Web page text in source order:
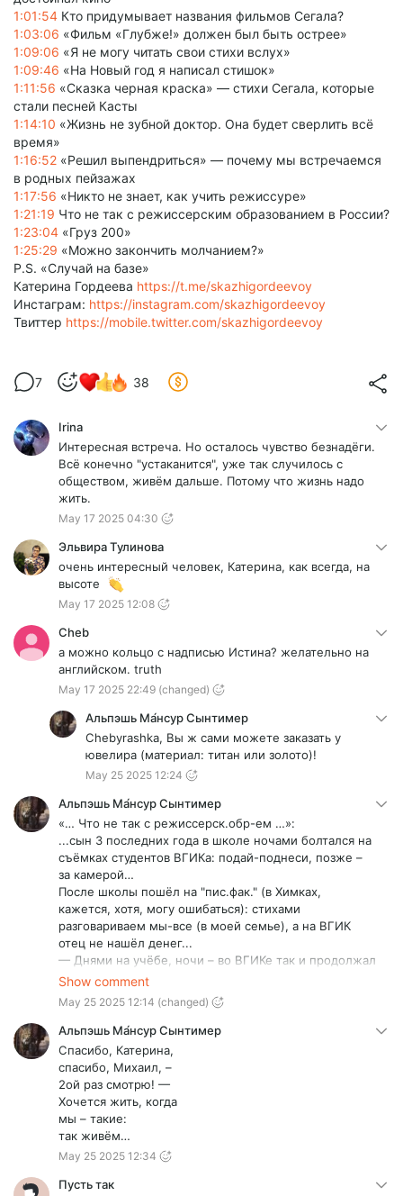
1:01:54 Кто придумывает названия фильмов Сегала?
1:03:06 «Фильм «Глубже!» должен был быть острее»
1:09:06 «Я не могу читать свои стихи вслух»
1:09:46 «На Новый год я написал стишок»
1:11:56 «Сказка черная краска» — стихи Сегала, которые
стали песней Касты
1:14:10 «Жизнь не зубной доктор. Она будет сверлить всё
время»
1:16:52 «Решил выпендриться» — почему мы встречаемся
в родных пейзажах
1:17:56 «Никто не знает, как учить режиссуре»
1:21:19 Что не так с режиссерским образованием в России?
1:23:04 «Груз 200»
1:25:29 «Можно закончить молчанием?»
P.S. «Случай на базе»
Катерина Гордеева https://t.me/skazhigordeevoy
Инстаграм: https://instagram.com/skazhigordeevoy
Твиттер https://mobile.twitter.com/skazhigordeevoy
7 38
Irina
Интересная встреча. Но осталось чувство безнадёги.
Всё конечно "устаканится", уже так случилось с
обществом, живём дальше. Потому что жизнь надо
жить.
May 17 2025 04:30
Эльвира Тулинова
очень интересный человек, Катерина, как всегда, на
высоте
May 17 2025 12:08
Cheb
а можно кольцо с надписью Истина? желательно на
английском. truth
May 17 2025 22:49 (changed)
Альпэшь Ма́нсур Сынтимер
Chebyrashka, Вы ж сами можете заказать у
ювелира (материал: титан или золото)!
May 25 2025 12:24
Альпэшь Ма́нсур Сынтимер
«… Что не так с режиссерск.обр-ем …»:
...сын 3 последних года в школе ночами болтался на
съёмках студентов ВГИКа: подай-поднеси, позже –
за камерой…
После школы пошёл на "пис.фак." (в Химках,
кажется, хотя, могу ошибаться): стихами
разговариваем мы-все (в моей семье), а на ВГИК
отец не нашёл денег...
— Днями на учёбе, ночи – во ВГИКе так и продолжал
работать…
— Да, уже работал, попутно, нарабатывая
мастерство фото-художника (ну, и – деньги),
устроившись работать в фото-студии.
— В кон. IIIго курса такой жизни загремел в
реанимацию с остановкой сердца.
Тут отец:
„Чёрт – с тобой! иди на операторский.” - …сын к тому
времени заматерел и поступил в… ГИТР, что «… во
ВГИКе крепостное право никто и не отменял …» -
погиб 22 сент. 2022 г. – в… 20 км от границы, уже на
территории Казаkстана...
Понятно, что мы-все – талантливые: он, до кучи, был
Show comment
May 25 2025 12:14 (changed)
Альпэшь Ма́нсур Сынтимер
Спасибо, Катерина,
спасибо, Михаил, –
2ой раз смотрю! —
Хочется жить, когда
мы – такие:
так живём…
May 25 2025 12:34
Пусть так